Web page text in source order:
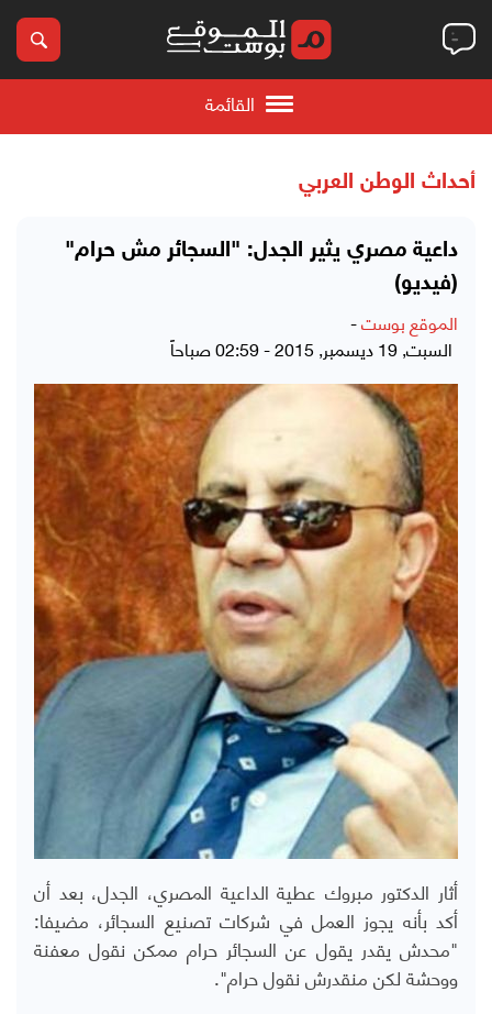
القائمة
أحداث الوطن العربي
داعية مصري يثير الجدل: "السجائر مش حرام"
(فيديو)
الموقع بوست-
السبت, 19 ديسمبر, 2015 - 02:59 صباحاً
أثار الدكتور مبروك عطية الداعية المصري، الجدل، بعد أن
أكد بأنه يجوز العمل في شركات تصنيع السجائر، مضيفا:
"محدش يقدر يقول عن السجائر حرام ممكن نقول معفنة
ووحشة لكن منقدرش نقول حرام".